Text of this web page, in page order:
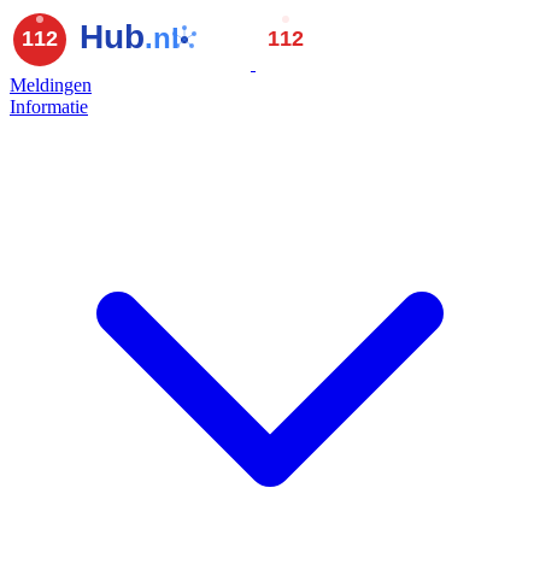
Meldingen
Informatie